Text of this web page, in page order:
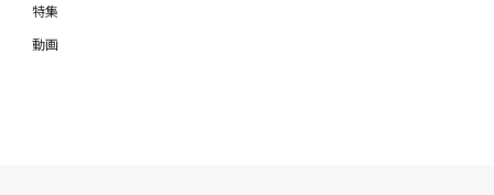
特集
動画